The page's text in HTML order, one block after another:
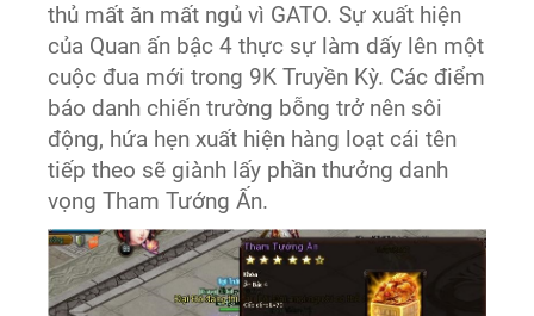
thủ mất ăn mất ngủ vì GATO. Sự xuất hiện
của Quan ấn bậc 4 thực sự làm dấy lên một
cuộc đua mới trong 9K Truyền Kỳ. Các điểm
báo danh chiến trường bỗng trở nên sôi
động, hứa hẹn xuất hiện hàng loạt cái tên
tiếp theo sẽ giành lấy phần thưởng danh
vọng Tham Tướng Ấn.